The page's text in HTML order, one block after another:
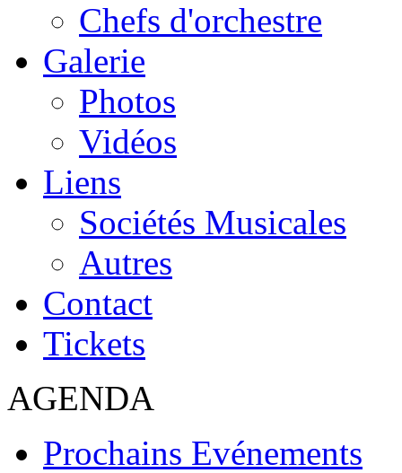
Chefs d'orchestre
Galerie
Photos
Vidéos
Liens
Sociétés Musicales
Autres
Contact
Tickets
AGENDA
Prochains Evénements